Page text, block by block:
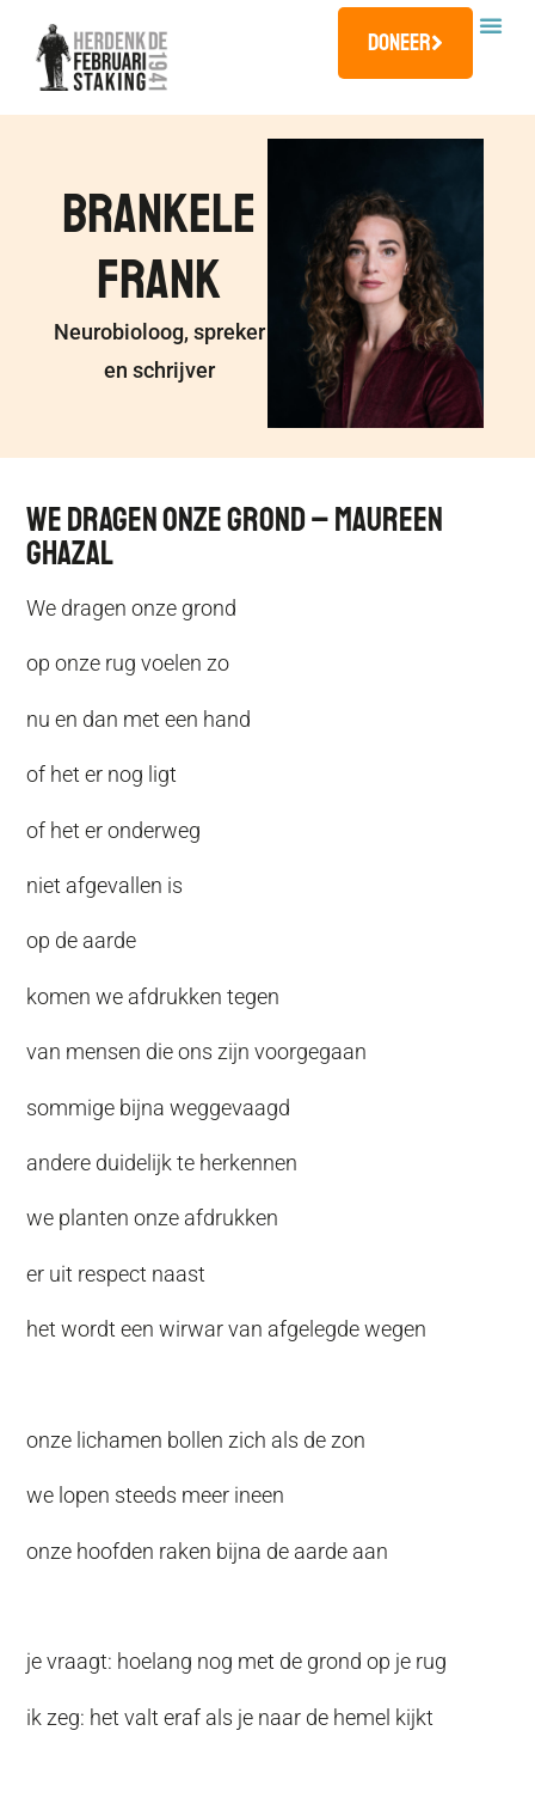
Doneer
Brankele
Frank
Neurobioloog, spreker
en schrijver
We Dragen Onze Grond – Maureen
Ghazal
We dragen onze grond
op onze rug voelen zo
nu en dan met een hand
of het er nog ligt
of het er onderweg
niet afgevallen is
op de aarde
komen we afdrukken tegen
van mensen die ons zijn voorgegaan
sommige bijna weggevaagd
andere duidelijk te herkennen
we planten onze afdrukken
er uit respect naast
het wordt een wirwar van afgelegde wegen
onze lichamen bollen zich als de zon
we lopen steeds meer ineen
onze hoofden raken bijna de aarde aan
je vraagt: hoelang nog met de grond op je rug
ik zeg: het valt eraf als je naar de hemel kijkt